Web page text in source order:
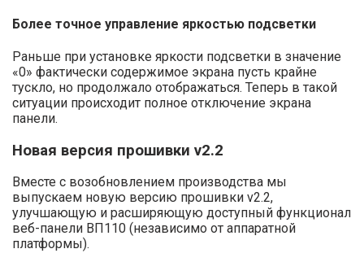
Более точное управление яркостью подсветки
Раньше при установке яркости подсветки в значение
«0» фактически содержимое экрана пусть крайне
тускло, но продолжало отображаться. Теперь в такой
ситуации происходит полное отключение экрана
панели.
Новая версия прошивки v2.2
Вместе с возобновлением производства мы
выпускаем новую версию прошивки v2.2,
улучшающую и расширяющую доступный функционал
веб-панели ВП110 (независимо от аппаратной
платформы).